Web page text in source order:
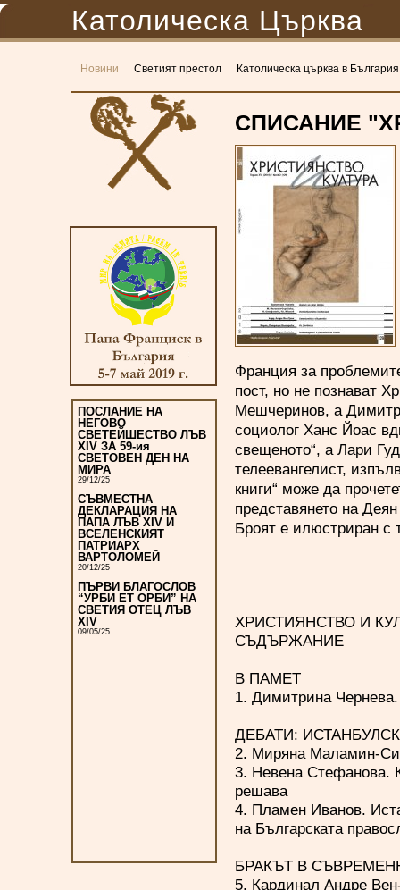
Католическа Църква
Новини Светият престол Католическа църква в България
ПОСЛАНИЕ НА
НЕГОВО
СВЕТЕЙШЕСТВО ЛЪВ
XIV ЗА 59-ия
СВЕТОВЕН ДЕН НА
МИРА
29/12/25
СЪВМЕСТНА
ДЕКЛАРАЦИЯ НА
ПАПА ЛЪВ XIV И
ВСЕЛЕНСКИЯТ
ПАТРИАРХ
ВАРТОЛОМЕЙ
20/12/25
ПЪРВИ БЛАГОСЛОВ
“УРБИ ЕТ ОРБИ” НА
СВЕТИЯ ОТЕЦ ЛЪВ
XIV
09/05/25
СПИСАНИЕ
Франция за
пост, но не познават
Мешчеринов, а
социолог Ханс Йоас
свещеното“, а Лари
телеевангелист,
книги“ може да
представянето на
Броят е илюстриран с
ХРИСТИЯНСТВО И
СЪДЪРЖАНИЕ
В ПАМЕТ
1. Димитрина
ДЕБАТИ:
2. Миряна Маламин-
3. Невена Стефанова.
решава
4. Пламен Иванов.
на Българската
БРАКЪТ В
5. Кардинал Андре